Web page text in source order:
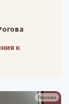
к
Реклама